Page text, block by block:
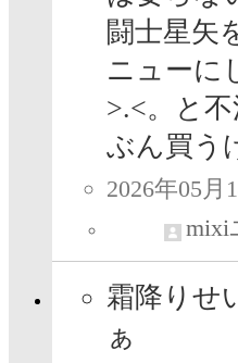
闘士星矢
ニューに
>⁠.⁠<。と
ぶん買う
2026年05月
mixi
霜降りせ
ぁ